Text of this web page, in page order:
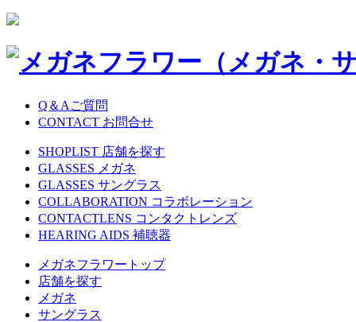
Q＆Aご質問
CONTACT お問合せ
SHOPLIST 店舗を探す
GLASSES メガネ
GLASSES サングラス
COLLABORATION コラボレーション
CONTACTLENS コンタクトレンズ
HEARING AIDS 補聴器
メガネフラワートップ
店舗を探す
メガネ
サングラス